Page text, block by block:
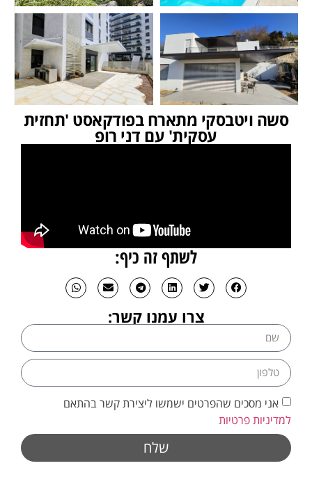
סשה ויטבסקי מתארח בפודקאסט 'תחזית
עסקית' עם דני רופ
לשתף זה כיף:
צרו עמנו קשר:
אני מסכים שהפרטים ישמשו ליצירת קשר בהתאם
למדיניות פרטיות
שלח